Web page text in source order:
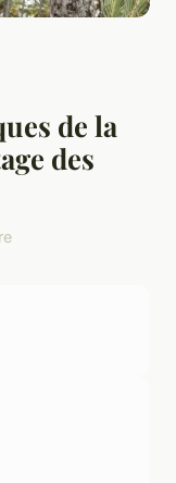
de la
des